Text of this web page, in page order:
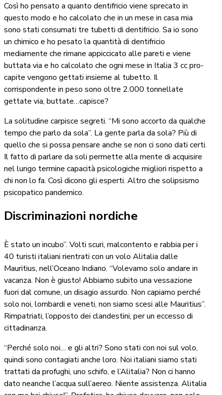
Così ho pensato a quanto dentifricio viene sprecato in
questo modo e ho calcolato che in un mese in casa mia
sono stati consumati tre tubetti di dentifricio. Sa io sono
un chimico e ho pesato la quantità di dentifricio
mediamente che rimane appiccicato alle pareti e viene
buttata via e ho calcolato che ogni mese in Italia 3 cc pro-
capite vengono gettati insieme al tubetto. Il
corrispondente in peso sono oltre 2.000 tonnellate
gettate via, buttate…capisce?
La solitudine carpisce segreti. “Mi sono accorto da qualche
tempo che parlo da sola”. La gente parla da sola? Più di
quello che si possa pensare anche se non ci sono dati certi.
Il fatto di parlare da soli permette alla mente di acquisire
nel lungo termine capacità psicologiche migliori rispetto a
chi non lo fa. Così dicono gli esperti. Altro che solipsismo
psicopatico pandemico.
Discriminazioni nordiche
È stato un incubo”. Volti scuri, malcontento e rabbia per i
40 turisti italiani rientrati con un volo Alitalia dalle
Mauritius, nell’Oceano Indiano. “Volevamo solo andare in
vacanza. Non è giusto! Abbiamo subito una vessazione
fuori dal comune, un disagio assurdo. Non capiamo perché
solo noi, lombardi e veneti, non siamo scesi alle Mauritius”.
Rimpatriati, l’opposto dei clandestini, per un eccesso di
cittadinanza.
“Perché solo noi… e gli altri? Sono stati con noi sul volo,
quindi sono contagiati anche loro. Noi italiani siamo stati
trattati da profughi, uno schifo, e l’Alitalia? Non ci hanno
dato neanche l’acqua sull’aereo. Niente assistenza. Alitalia